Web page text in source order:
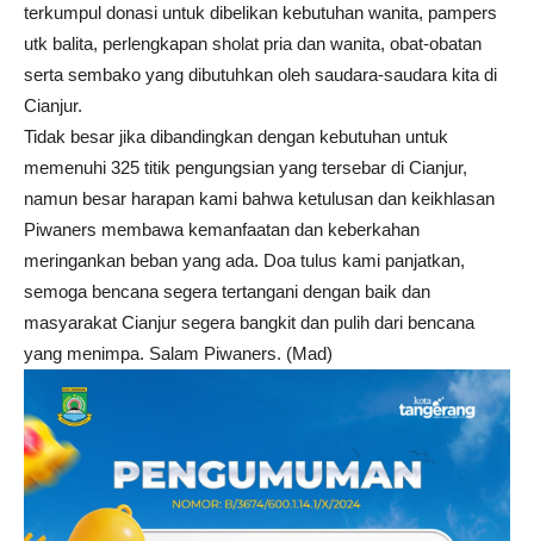
terkumpul donasi untuk dibelikan kebutuhan wanita, pampers
utk balita, perlengkapan sholat pria dan wanita, obat-obatan
serta sembako yang dibutuhkan oleh saudara-saudara kita di
Cianjur.
Tidak besar jika dibandingkan dengan kebutuhan untuk
memenuhi 325 titik pengungsian yang tersebar di Cianjur,
namun besar harapan kami bahwa ketulusan dan keikhlasan
Piwaners membawa kemanfaatan dan keberkahan
meringankan beban yang ada. Doa tulus kami panjatkan,
semoga bencana segera tertangani dengan baik dan
masyarakat Cianjur segera bangkit dan pulih dari bencana
yang menimpa. Salam Piwaners. (Mad)